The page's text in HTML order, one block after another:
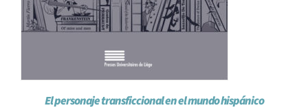
El personaje transficcional en el mundo hispánico